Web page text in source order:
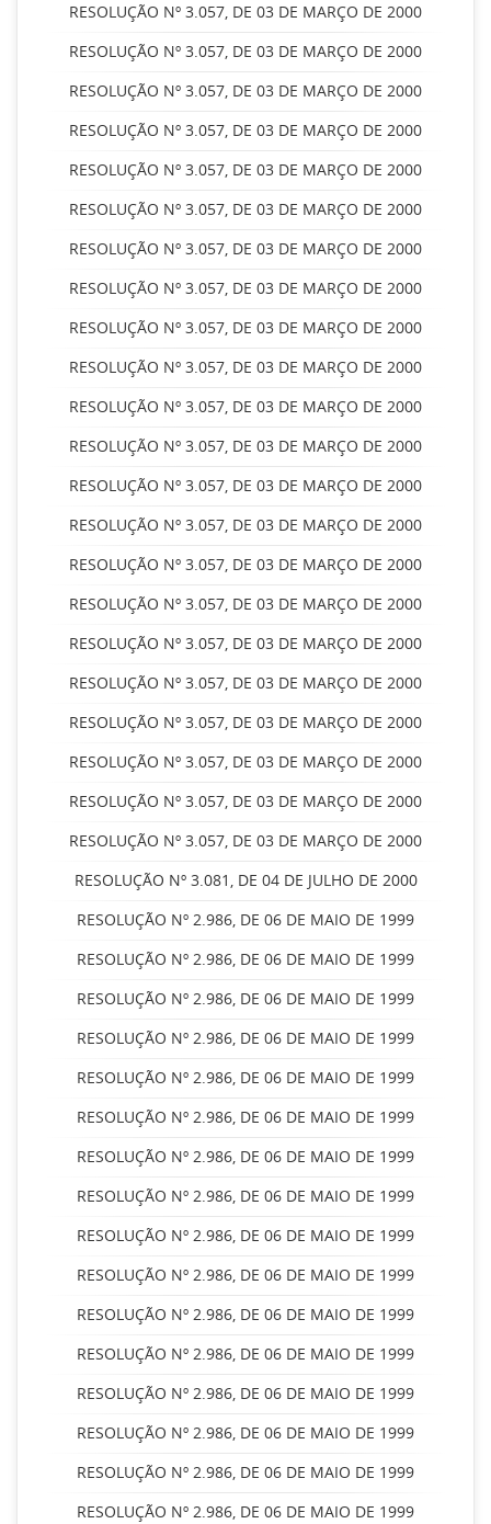
RESOLUÇÃO Nº 3.057, DE 03 DE MARÇO DE 2000
RESOLUÇÃO Nº 3.057, DE 03 DE MARÇO DE 2000
RESOLUÇÃO Nº 3.057, DE 03 DE MARÇO DE 2000
RESOLUÇÃO Nº 3.057, DE 03 DE MARÇO DE 2000
RESOLUÇÃO Nº 3.057, DE 03 DE MARÇO DE 2000
RESOLUÇÃO Nº 3.057, DE 03 DE MARÇO DE 2000
RESOLUÇÃO Nº 3.057, DE 03 DE MARÇO DE 2000
RESOLUÇÃO Nº 3.057, DE 03 DE MARÇO DE 2000
RESOLUÇÃO Nº 3.057, DE 03 DE MARÇO DE 2000
RESOLUÇÃO Nº 3.057, DE 03 DE MARÇO DE 2000
RESOLUÇÃO Nº 3.057, DE 03 DE MARÇO DE 2000
RESOLUÇÃO Nº 3.057, DE 03 DE MARÇO DE 2000
RESOLUÇÃO Nº 3.057, DE 03 DE MARÇO DE 2000
RESOLUÇÃO Nº 3.057, DE 03 DE MARÇO DE 2000
RESOLUÇÃO Nº 3.057, DE 03 DE MARÇO DE 2000
RESOLUÇÃO Nº 3.057, DE 03 DE MARÇO DE 2000
RESOLUÇÃO Nº 3.057, DE 03 DE MARÇO DE 2000
RESOLUÇÃO Nº 3.057, DE 03 DE MARÇO DE 2000
RESOLUÇÃO Nº 3.057, DE 03 DE MARÇO DE 2000
RESOLUÇÃO Nº 3.057, DE 03 DE MARÇO DE 2000
RESOLUÇÃO Nº 3.057, DE 03 DE MARÇO DE 2000
RESOLUÇÃO Nº 3.057, DE 03 DE MARÇO DE 2000
RESOLUÇÃO Nº 3.081, DE 04 DE JULHO DE 2000
RESOLUÇÃO Nº 2.986, DE 06 DE MAIO DE 1999
RESOLUÇÃO Nº 2.986, DE 06 DE MAIO DE 1999
RESOLUÇÃO Nº 2.986, DE 06 DE MAIO DE 1999
RESOLUÇÃO Nº 2.986, DE 06 DE MAIO DE 1999
RESOLUÇÃO Nº 2.986, DE 06 DE MAIO DE 1999
RESOLUÇÃO Nº 2.986, DE 06 DE MAIO DE 1999
RESOLUÇÃO Nº 2.986, DE 06 DE MAIO DE 1999
RESOLUÇÃO Nº 2.986, DE 06 DE MAIO DE 1999
RESOLUÇÃO Nº 2.986, DE 06 DE MAIO DE 1999
RESOLUÇÃO Nº 2.986, DE 06 DE MAIO DE 1999
RESOLUÇÃO Nº 2.986, DE 06 DE MAIO DE 1999
RESOLUÇÃO Nº 2.986, DE 06 DE MAIO DE 1999
RESOLUÇÃO Nº 2.986, DE 06 DE MAIO DE 1999
RESOLUÇÃO Nº 2.986, DE 06 DE MAIO DE 1999
RESOLUÇÃO Nº 2.986, DE 06 DE MAIO DE 1999
RESOLUÇÃO Nº 2.986, DE 06 DE MAIO DE 1999